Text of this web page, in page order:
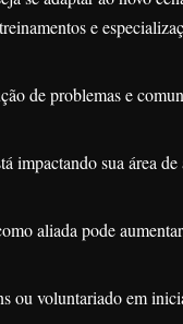
e
de problemas e
impactando sua área
aliada pode
ou voluntariado em